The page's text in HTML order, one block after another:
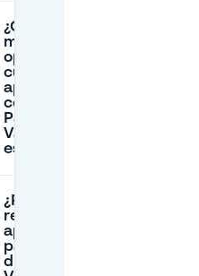
¿Cuál es la
mejor
opción
cuando
aparcar
cerca de
Park
Valkenberg
está lleno?
¿Puedo
reservar
aparcamiento
para todo el
día cerca de